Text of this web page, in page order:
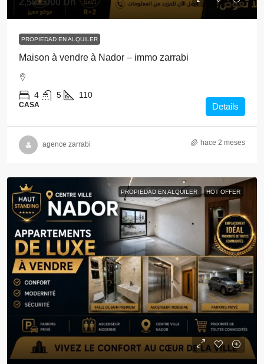
2,500,000 Dh
PROPIEDAD EN ALQUILER
Maison à vendre à Nador – immo zarrabi
4 5 110
CASA Details
agence zarrabi hace 2 meses
PROPIEDAD EN ALQUILER HOT OFFER